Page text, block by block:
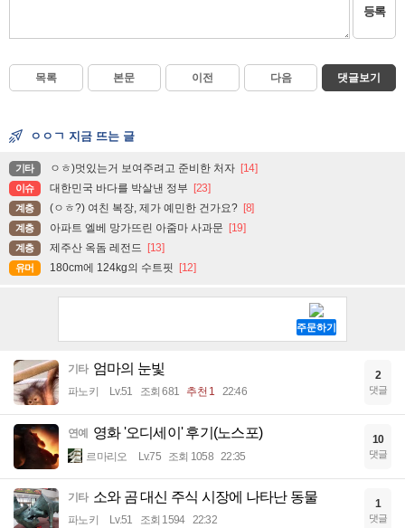
등록
목록 본문 이전 다음 댓글보기
ㅇㅇㄱ 지금 뜨는 글
기타 ㅇㅎ)멋있는거 보여주려고 준비한 처자 [14]
이슈 대한민국 바다를 박살낸 정부 [23]
계층 (ㅇㅎ?) 여친 복장, 제가 예민한 건가요? [8]
계층 아파트 엘베 망가뜨린 아줌마 사과문 [19]
계층 제주산 옥돔 레전드 [13]
유머 180cm에 124kg의 수트핏 [12]
기타 엄마의 눈빛
파노키 Lv.51 조회 681 추천 1 22:46
2
댓글
연예 영화 '오디세이' 후기(노스포)
르마리오 Lv.75 조회 1058 22:35
10
댓글
기타 소와 곰 대신 주식 시장에 나타난 동물
파노키 Lv.51 조회 1594 22:32
1
댓글